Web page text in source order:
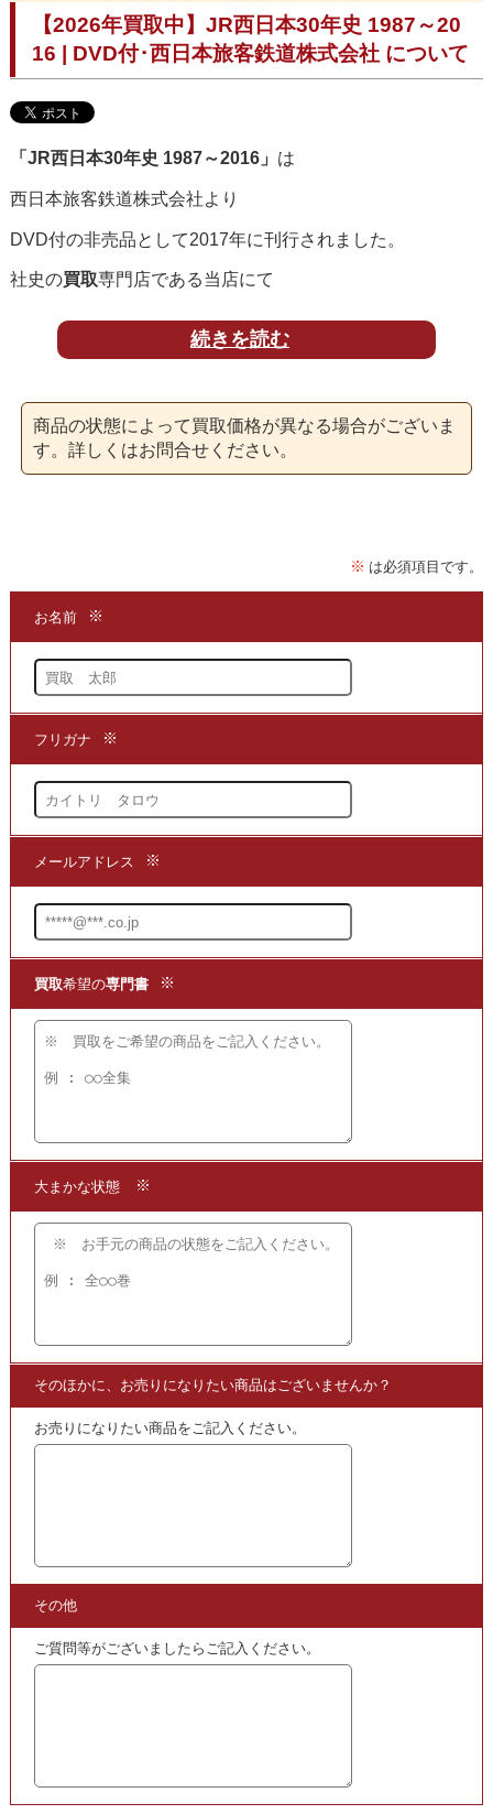
【2026年買取中】JR西日本30年史 1987～20
16 | DVD付･西日本旅客鉄道株式会社 について
「JR西日本30年史 1987～2016」 は
西日本旅客鉄道株式会社より
DVD付の非売品として2017年に刊行されました。
社史の買取専門店である当店にて
鉄道史として、また社史として
非常に高い評価を得ている書籍を
買取いたしております。
JR西日本の歴史は、
福知山線事故などについても
掲載されております。
★当店は、
「JR西日本30年史 1987～2016」
買取する専門店でございます。
まずは商品の価値を判断できる
の専門店までお問い合わせいただき、
現在の商品の価値をお確かめください。
●買取方法は簡単3ステップ！
1.問い合わせて
2.申し込みをして
3.発送するだけ!!
ご利用ください!
★当店ではこちらの他にも
また、当店の姉妹サイトでは
「社史の買取スペシャルページ」も
ご用意しておりますので
こちらも
日車の車輌史 | 全10巻･鉄道史資料保存会
続きを読む
商品の状態によって買取価格が異なる場合がございま
す。詳しくはお問合せください。